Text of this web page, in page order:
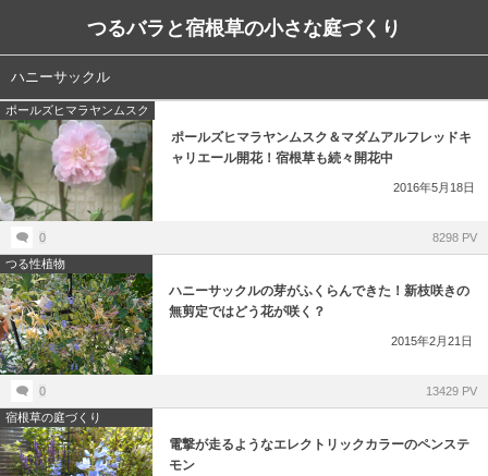
つるバラと宿根草の小さな庭づくり
ハニーサックル
ポールズヒマラヤンムスク
ポールズヒマラヤンムスク＆マダムアルフレッドキ
ャリエール開花！宿根草も続々開花中
2016年5月18日
0
8298 PV
つる性植物
ハニーサックルの芽がふくらんできた！新枝咲きの
無剪定ではどう花が咲く？
2015年2月21日
0
13429 PV
宿根草の庭づくり
電撃が走るようなエレクトリックカラーのペンステ
モン